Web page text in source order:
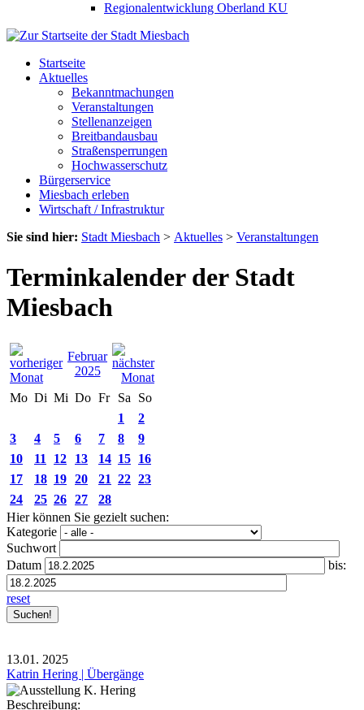
Regionalentwicklung Oberland KU
Startseite
Aktuelles
Bekanntmachungen
Veranstaltungen
Stellenanzeigen
Breitbandausbau
Straßensperrungen
Hochwasserschutz
Bürgerservice
Miesbach erleben
Wirtschaft / Infrastruktur
Sie sind hier: Stadt Miesbach > Aktuelles > Veranstaltungen
Terminkalender der Stadt
Miesbach
Februar
2025
Mo Di Mi Do Fr Sa
So
1
2
3
4 5 6 7 8
9
10
11 12 13 14 15 16
17
18 19 20 21 22 23
24
25 26 27
28
Hier können Sie gezielt suchen:
Kategorie
Suchwort
Datum
bis:
reset
13.01. 2025
Katrin Hering | Übergänge
Beschreibung: